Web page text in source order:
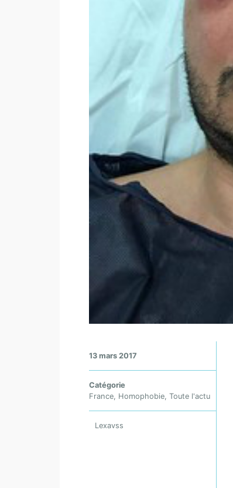
13 mars 2017
Catégorie
France, Homophobie, Toute l'actu
Lexavss